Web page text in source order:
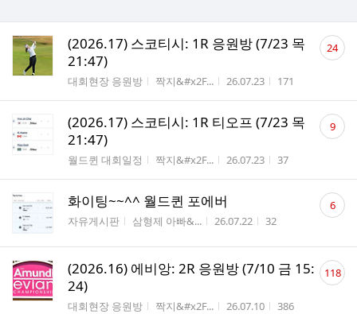
(2026.17) 스코티시: 1R 응원방 (7/23 목
21:47)
게시판명
대회현장 응원방 작성자
짝지&#x2F... 작성시간
26.07.23 조회수
171
댓
글24
(2026.17) 스코티시: 1R 티오프 (7/23 목
21:47)
게시판명
월드퀸 대회일정 작성자
짝지&#x2F... 작성시간
26.07.23 조회수
37
댓
글 9
화이팅~~^^ 월드퀸 포에버
게시판명
자유게시판 작성자
삼형제 아빠&... 작성시간
26.07.22 조회수
32
댓
글 6
(2026.16) 에비앙: 2R 응원방 (7/10 금 15:
24)
게시판명
대회현장 응원방 작성자
짝지&#x2F... 작성시간
26.07.10 조회수
386
댓
글118